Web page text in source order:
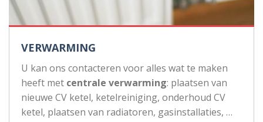
VERWARMING
U kan ons contacteren voor alles wat te maken
heeft met centrale verwarming: plaatsen van
nieuwe CV ketel, ketelreiniging, onderhoud CV
ketel, plaatsen van radiatoren, gasinstallaties, …